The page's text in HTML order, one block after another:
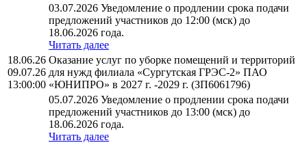
03.07.2026 Уведомление о продлении срока подачи
предложений участников до 12:00 (мск) до
18.06.2026 года.
Читать далее
18.06.26
09.07.26
13:00:00
Оказание услуг по уборке помещений и территорий
для нужд филиала «Сургутская ГРЭС-2» ПАО
«ЮНИПРО» в 2027 г. -2029 г. (ЗП6061796)
05.07.2026 Уведомление о продлении срока подачи
предложений участников до 13:00 (мск) до
18.06.2026 года.
Читать далее